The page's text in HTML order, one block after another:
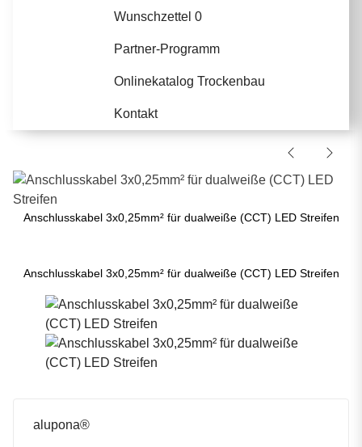
Wunschzettel 0
Partner-Programm
Onlinekatalog Trockenbau
Kontakt
alupona®
Anschlusskabel 3x0,25mm² für dualweiße (CCT) LED Streifen
Anschlusskabel 3x0,25mm² für dualweiße (CCT) LED Streifen